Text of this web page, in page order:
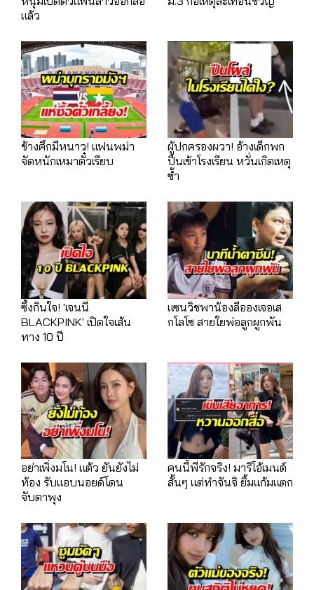
แล้ว
ช้างศึกมีหนาว! แฟนพม่า
จัดหนักเหมาตั๋วเรียบ
ผู้ปกครองผวา! อ้างเด็กพก
ปืนเข้าโรงเรียน หวั่นเกิดเหตุ
ซ้ำ
ซึ้งกินใจ! 'เจนนี่
BLACKPINK' เปิดใจเส้น
ทาง 10 ปี
แซนวิชพาน้องลีอองเจอเส
กโลโซ สายใยพ่อลูกผูกพัน
อย่าเพิ่งมโน! แต้ว ยันยังไม่
ท้อง รับแอบนอยด์โดน
จับตาพุง
คนนี้พี่รักจริง! มาริโอ้เมนต์
สั้นๆ แต่ทำจันจิ ยิ้มแก้มแตก